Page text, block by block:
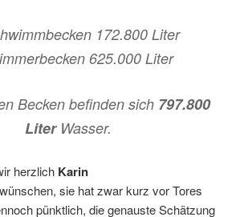
172.800 Liter
625.000 Liter
Becken befinden sich 797.800
LiterWasser.
herzlich Karin
sie hat zwar kurz vor Tores
pünktlich, die genauste Schätzung